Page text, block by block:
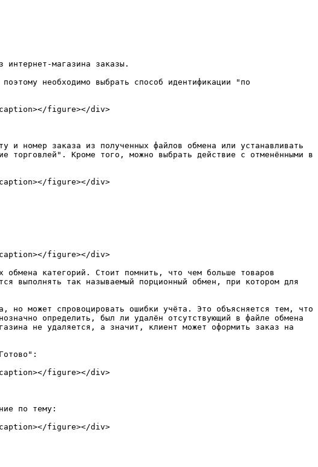
интернет-магазина заказы.
необходимо выбрать способ идентификации "по
figure></div>
и номер заказа из полученных файлов обмена или устанавливать
торговлей". Кроме того, можно выбрать действие с отменёнными в
figure></div>
figure></div>
обмена категорий. Стоит помнить, что чем больше товаров
выполнять так называемый порционный обмен, при котором для
но может спровоцировать ошибки учёта. Это объясняется тем, что
определить, был ли удалён отсутствующий в файле обмена
не удаляется, а значит, клиент может оформить заказ на
figure></div>
по тему:
figure></div>